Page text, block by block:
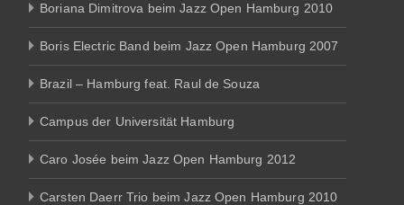
Boriana Dimitrova beim Jazz Open Hamburg 2010
Boris Electric Band beim Jazz Open Hamburg 2007
Brazil – Hamburg feat. Raul de Souza
Campus der Universität Hamburg
Caro Josée beim Jazz Open Hamburg 2012
Carsten Daerr Trio beim Jazz Open Hamburg 2010